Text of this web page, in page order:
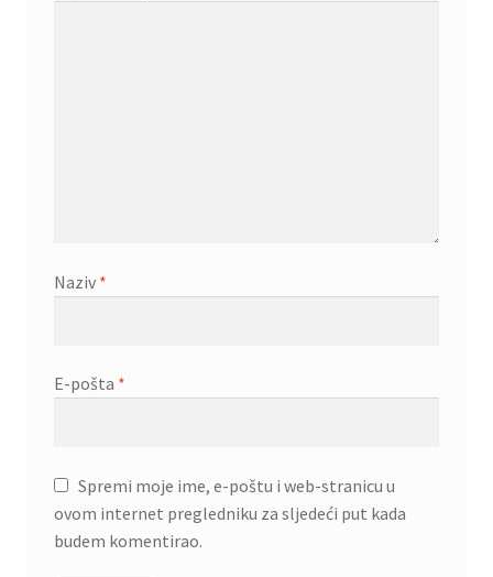
Naziv *
E-pošta *
Spremi moje ime, e-poštu i web-stranicu u
ovom internet pregledniku za sljedeći put kada
budem komentirao.